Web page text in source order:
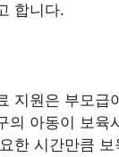
합니다.
지원은 부모급
의 아동이 보육
한 시간만큼 보